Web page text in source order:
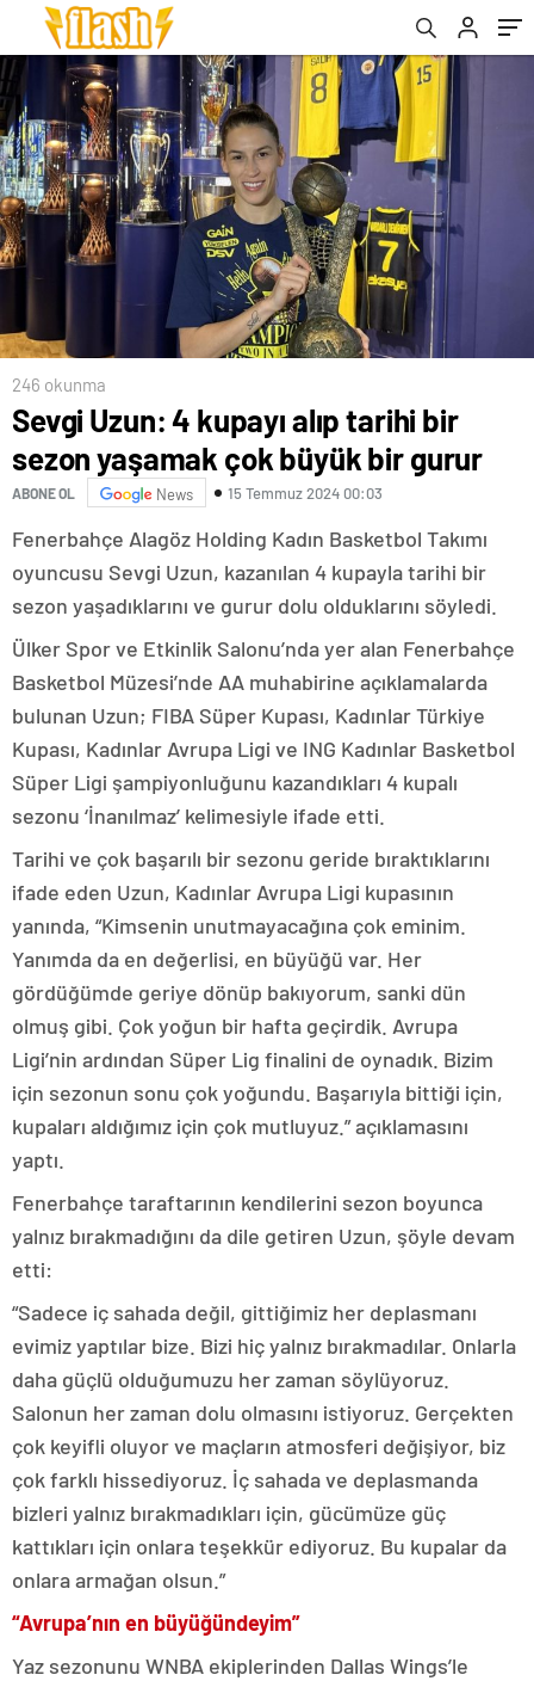
246 okunma
Sevgi Uzun: 4 kupayı alıp tarihi bir
sezon yaşamak çok büyük bir gurur
ABONE OL News 15 Temmuz 2024 00:03
Fenerbahçe Alagöz Holding Kadın Basketbol Takımı
oyuncusu Sevgi Uzun, kazanılan 4 kupayla tarihi bir
sezon yaşadıklarını ve gurur dolu olduklarını söyledi.
Ülker Spor ve Etkinlik Salonu’nda yer alan Fenerbahçe
Basketbol Müzesi’nde AA muhabirine açıklamalarda
bulunan Uzun; FIBA Süper Kupası, Kadınlar Türkiye
Kupası, Kadınlar Avrupa Ligi ve ING Kadınlar Basketbol
Süper Ligi şampiyonluğunu kazandıkları 4 kupalı
sezonu ‘İnanılmaz’ kelimesiyle ifade etti.
Tarihi ve çok başarılı bir sezonu geride bıraktıklarını
ifade eden Uzun, Kadınlar Avrupa Ligi kupasının
yanında, “Kimsenin unutmayacağına çok eminim.
Yanımda da en değerlisi, en büyüğü var. Her
gördüğümde geriye dönüp bakıyorum, sanki dün
olmuş gibi. Çok yoğun bir hafta geçirdik. Avrupa
Ligi’nin ardından Süper Lig finalini de oynadık. Bizim
için sezonun sonu çok yoğundu. Başarıyla bittiği için,
kupaları aldığımız için çok mutluyuz.” açıklamasını
yaptı.
Fenerbahçe taraftarının kendilerini sezon boyunca
yalnız bırakmadığını da dile getiren Uzun, şöyle devam
etti:
“Sadece iç sahada değil, gittiğimiz her deplasmanı
evimiz yaptılar bize. Bizi hiç yalnız bırakmadılar. Onlarla
daha güçlü olduğumuzu her zaman söylüyoruz.
Salonun her zaman dolu olmasını istiyoruz. Gerçekten
çok keyifli oluyor ve maçların atmosferi değişiyor, biz
çok farklı hissediyoruz. İç sahada ve deplasmanda
bizleri yalnız bırakmadıkları için, gücümüze güç
kattıkları için onlara teşekkür ediyoruz. Bu kupalar da
onlara armağan olsun.”
“Avrupa’nın en büyüğündeyim”
Yaz sezonunu WNBA ekiplerinden Dallas Wings’le